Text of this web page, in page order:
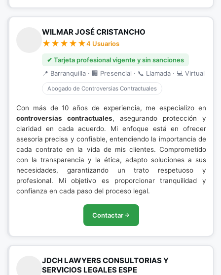
WILMAR JOSÉ CRISTANCHO
4 Usuarios
✔ Tarjeta profesional vigente y sin sanciones
📍 Barranquilla · 🏢 Presencial · 📞 Llamada · 💻 Virtual
Abogado de Controversias Contractuales
Con más de 10 años de experiencia, me especializo en
controversias contractuales, asegurando protección y
claridad en cada acuerdo. Mi enfoque está en ofrecer
asesoría precisa y confiable, entendiendo la importancia de
cada contrato en la vida de mis clientes. Comprometido
con la transparencia y la ética, adapto soluciones a sus
necesidades, garantizando un trato respetuoso y
profesional. Mi objetivo es proporcionar tranquilidad y
confianza en cada paso del proceso legal.
Contactar
JDCH LAWYERS CONSULTORIAS Y
SERVICIOS LEGALES ESPE